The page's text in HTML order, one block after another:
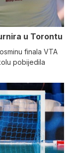
u Torontu
finala VTA
pobijedila